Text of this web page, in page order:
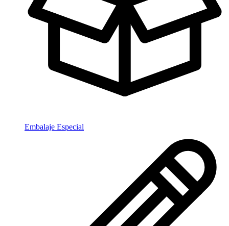
Embalaje Especial